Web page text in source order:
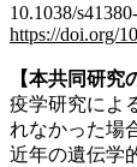
10.1038/
https://doi.org/
【本共同研究
疫学研究によ
れなかった場
近年の遺伝学